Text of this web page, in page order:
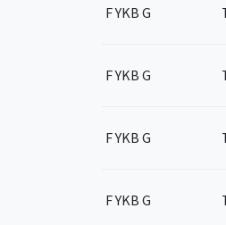
F YKB G
F YKB G
F YKB G
F YKB G